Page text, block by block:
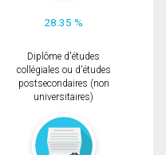
28.35 %
Diplôme d'études
collégiales ou d'études
postsecondaires (non
universitaires)